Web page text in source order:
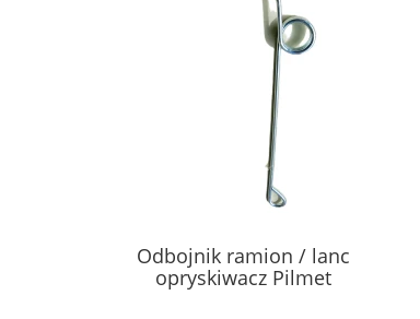
Odbojnik ramion / lanc
opryskiwacz Pilmet